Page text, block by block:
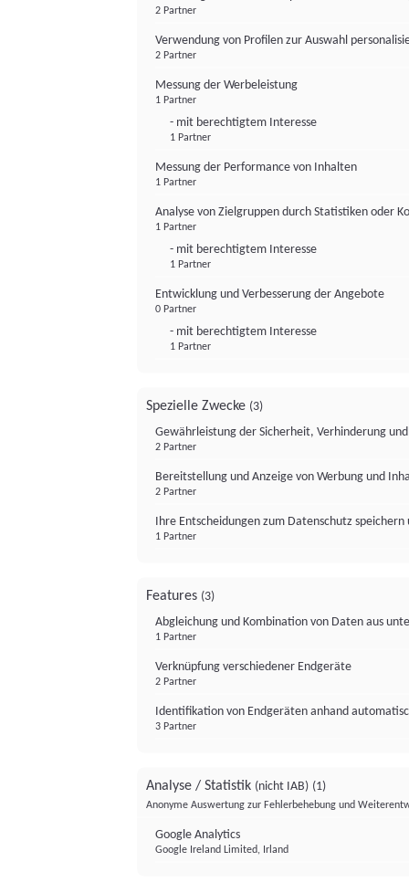
2 Partner
Verwendung von Profilen zur Auswahl
2 Partner
Messung der Werbeleistung
1 Partner
- mit berechtigtem Interesse
1 Partner
Messung der Performance von Inhalten
1 Partner
Analyse von Zielgruppen durch Statistiken oder
1 Partner
- mit berechtigtem Interesse
1 Partner
Entwicklung und Verbesserung der Angebote
0 Partner
- mit berechtigtem Interesse
1 Partner
Spezielle Zwecke (3)
Gewährleistung der Sicherheit, Verhinderung
2 Partner
Bereitstellung und Anzeige von Werbung und
2 Partner
Ihre Entscheidungen zum Datenschutz
1 Partner
Features (3)
Abgleichung und Kombination von Daten aus
1 Partner
Verknüpfung verschiedener Endgeräte
2 Partner
Identifikation von Endgeräten anhand
3 Partner
Analyse / Statistik (nicht IAB) (1)
Anonyme Auswertung zur Fehlerbehebung und
Google Analytics
Google Ireland Limited, Irland